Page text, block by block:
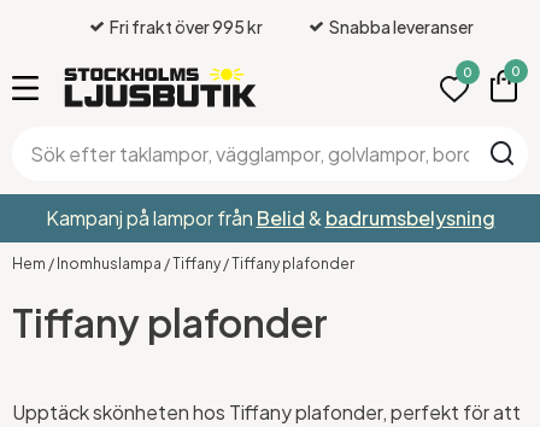
Fri frakt över 995 kr Snabba leveranser
0 0
Kampanj på lampor från Belid& badrumsbelysning
Hem / Inomhuslampa /Tiffany/Tiffany plafonder
Tiffany plafonder
Upptäck skönheten hos Tiffany plafonder, perfekt för att